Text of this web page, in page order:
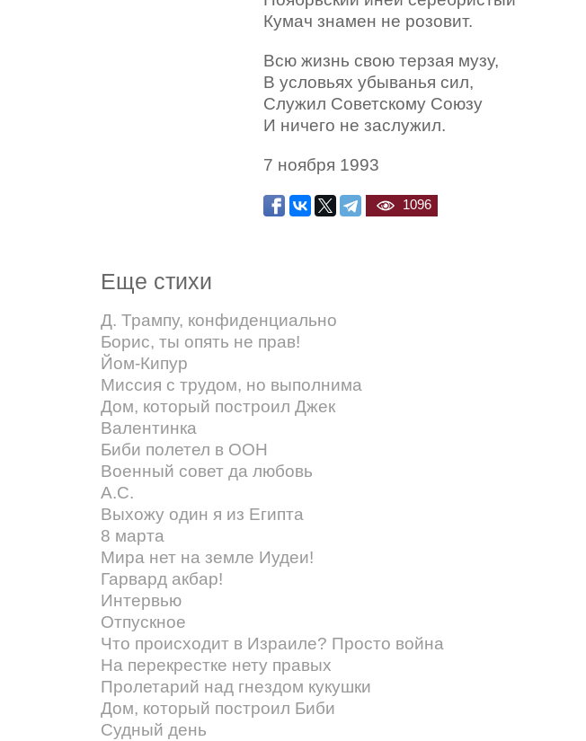
Кумач знамен не розовит.
Всю жизнь свою терзая музу,
В условьях убыванья сил,
Служил Советскому Союзу
И ничего не заслужил.
7 ноября 1993
1096
Еще стихи
Д. Трампу, конфиденциально
Борис, ты опять не прав!
Йом-Кипур
Миссия с трудом, но выполнима
Дом, который построил Джек
Валентинка
Биби полетел в ООН
Военный совет да любовь
А.С.
Выхожу один я из Египта
8 марта
Мира нет на земле Иудеи!
Гарвард акбар!
Интервью
Отпускное
Что происходит в Израиле? Просто война
На перекрестке нету правых
Пролетарий над гнездом кукушки
Дом, который построил Биби
Судный день